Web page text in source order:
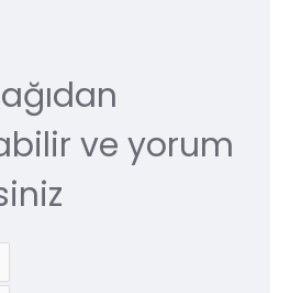
ve yorum